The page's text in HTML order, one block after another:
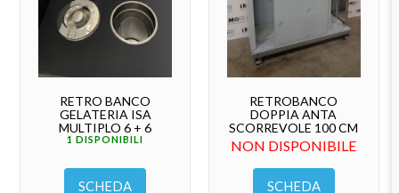
RETRO BANCO
GELATERIA ISA
MULTIPLO 6 + 6
1 DISPONIBILI
SCHEDA
RETROBANCO
DOPPIA ANTA
SCORREVOLE 100 CM
NON DISPONIBILE
SCHEDA